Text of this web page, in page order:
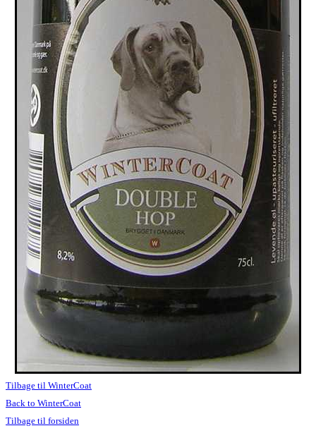
Tilbage til WinterCoat
Back to WinterCoat
Tilbage til forsiden